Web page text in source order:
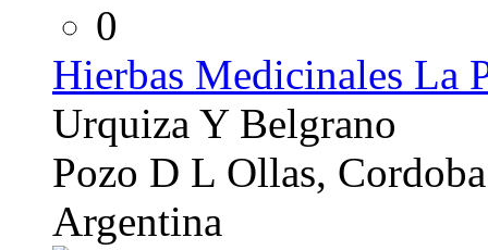
0
Hierbas Medicinales La
Urquiza Y Belgrano
Pozo D L Ollas, Cordoba
Argentina